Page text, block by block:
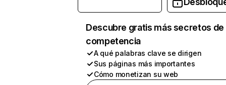
Descubre gratis más secretos de
competencia
A qué palabras clave se dirigen
Sus páginas más importantes
Cómo monetizan su web